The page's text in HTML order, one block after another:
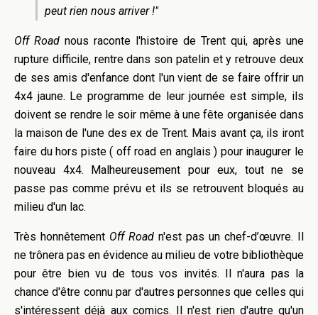
peut rien nous arriver !"
Off Road nous raconte l'histoire de Trent qui, après une
rupture difficile, rentre dans son patelin et y retrouve deux
de ses amis d'enfance dont l'un vient de se faire offrir un
4x4 jaune. Le programme de leur journée est simple, ils
doivent se rendre le soir même à une fête organisée dans
la maison de l'une des ex de Trent. Mais avant ça, ils iront
faire du hors piste ( off road en anglais ) pour inaugurer le
nouveau 4x4. Malheureusement pour eux, tout ne se
passe pas comme prévu et ils se retrouvent bloqués au
milieu d'un lac.
Très honnêtement Off Road n'est pas un chef-d’œuvre. Il
ne trônera pas en évidence au milieu de votre bibliothèque
pour être bien vu de tous vos invités. Il n'aura pas la
chance d'être connu par d'autres personnes que celles qui
s'intéressent déjà aux comics. Il n'est rien d'autre qu'un